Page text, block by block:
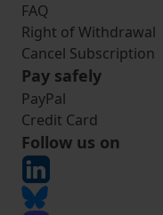
FAQ
Right of Withdrawal
Cancel Subscription
Pay safely
PayPal
Credit Card
Follow us on